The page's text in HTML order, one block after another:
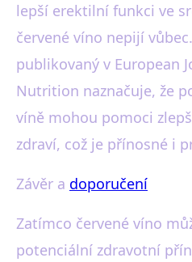
lepší erektilní funkci ve
červené víno nepijí
publikovaný v European
Nutrition naznačuje, že
víně mohou pomoci
zdraví, což je přínosné i
Závěr a doporučení
Zatímco červené víno
potenciální zdravotní